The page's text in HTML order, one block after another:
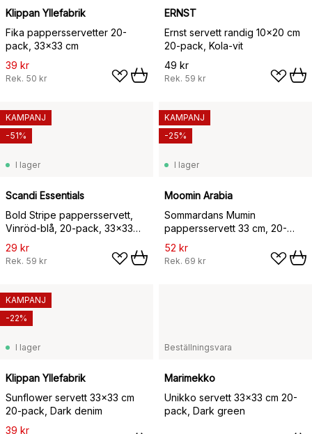
Klippan Yllefabrik
Fika pappersservetter 20-
pack, 33x33 cm
39 kr
Rek. 50 kr
ERNST
Ernst servett randig 10x20 cm
20-pack, Kola-vit
49 kr
Rek. 59 kr
I lager
Scandi Essentials
Bold Stripe pappersservett,
Vinröd-blå, 20‑pack, 33×33
cm
29 kr
Rek. 59 kr
KAMPANJ
-51%
I lager
Moomin Arabia
Sommardans Mumin
pappersservett 33 cm, 20-
pack
52 kr
Rek. 69 kr
KAMPANJ
-25%
I lager
Klippan Yllefabrik
Sunflower servett 33x33 cm
20-pack, Dark denim
39 kr
KAMPANJ
-22%
Beställningsvara
Marimekko
Unikko servett 33x33 cm 20-
pack, Dark green